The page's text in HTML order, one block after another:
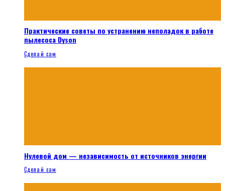
Практические советы по устранению неполадок в работе
пылесоса Dyson
Сделай сам
Нулевой дом — независимость от источников энергии
Сделай сам